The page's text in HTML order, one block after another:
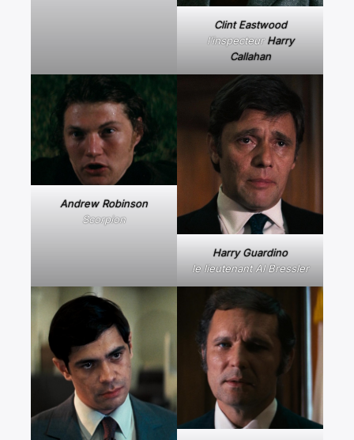
Clint Eastwood
l’inspecteurHarry
Callahan
Andrew Robinson
Scorpion
Harry Guardino
le lieutenant Al Bressler